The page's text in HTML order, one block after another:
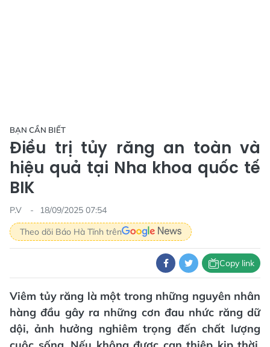
BẠN CẦN BIẾT
Điều trị tủy răng an toàn và
hiệu quả tại Nha khoa quốc tế
BIK
P.V
18/09/2025 07:54
Theo dõi Báo Hà Tĩnh trên
Copy link
Viêm tủy răng là một trong những nguyên nhân
hàng đầu gây ra những cơn đau nhức răng dữ
dội, ảnh hưởng nghiêm trọng đến chất lượng